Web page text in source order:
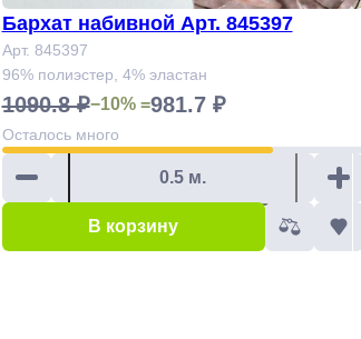
Бархат набивной Арт. 845397
Арт. 845397
96% полиэстер, 4% эластан
1090.8 ₽−10% =981.7 ₽
Осталось много
В корзину